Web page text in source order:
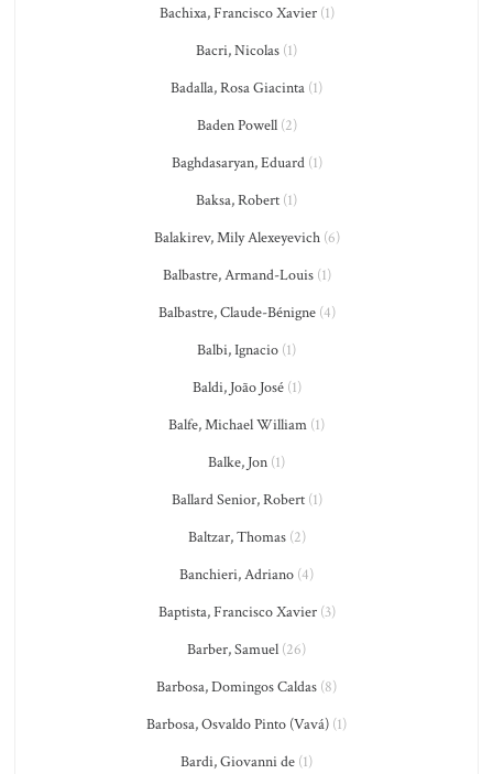
Bachixa, Francisco Xavier(1)
Bacri, Nicolas (1)
Badalla, Rosa Giacinta (1)
Baden Powell(2)
Baghdasaryan, Eduard(1)
Baksa, Robert (1)
Balakirev, Mily Alexeyevich(6)
Balbastre, Armand-Louis(1)
Balbastre, Claude-Bénigne(4)
Balbi, Ignacio (1)
Baldi, João José(1)
Balfe, Michael William (1)
Balke, Jon (1)
Ballard Senior, Robert(1)
Baltzar, Thomas(2)
Banchieri, Adriano (4)
Baptista, Francisco Xavier(3)
Barber, Samuel (26)
Barbosa, Domingos Caldas (8)
Barbosa, Osvaldo Pinto (Vavá) (1)
Bardi, Giovanni de (1)